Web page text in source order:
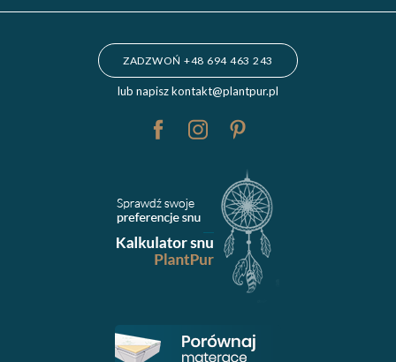
ZADZWOŃ +48 694 463 243
lub napiszkontakt@plantpur.pl